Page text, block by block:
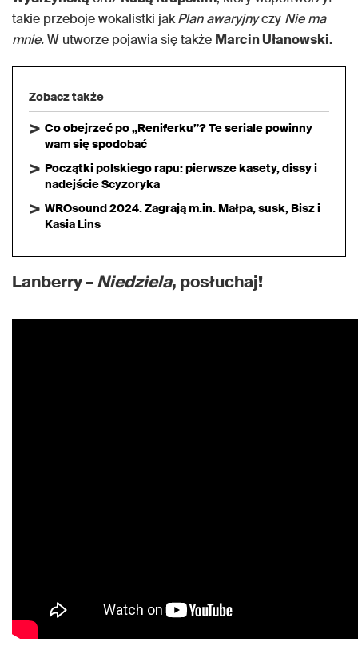
takie przeboje wokalistki jakPlan awaryjnyczy Nie ma
mnie.W utworze pojawia się także Marcin Ułanowski.
Zobacz także
Co obejrzeć po „Reniferku”? Te seriale powinny
wam się spodobać
Początki polskiego rapu: pierwsze kasety, dissy i
nadejście Scyzoryka
WROsound 2024. Zagrają m.in. Małpa, susk, Bisz i
Kasia Lins
Lanberry –Niedziela, posłuchaj!